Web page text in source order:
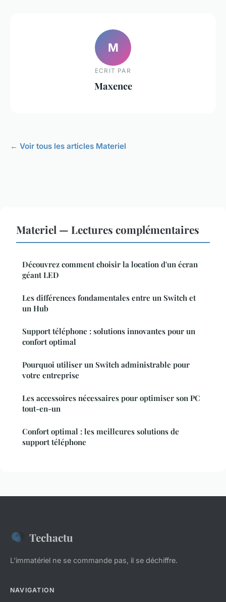
M
ECRIT PAR
Maxence
← Voir tous les articles Materiel
Materiel — Lectures complémentaires
Découvrez comment choisir la location d'un écran
géant LED
Les différences fondamentales entre un Switch et
un Hub
Support téléphone : solutions innovantes pour un
confort optimal
Pourquoi utiliser un Switch administrable pour
votre entreprise
Les accessoires nécessaires pour optimiser son PC
tout-en-un
Confort optimal : les meilleures solutions de
support téléphone
Techactu
L'immatériel ne se commande pas, il se déchiffre.
NAVIGATION